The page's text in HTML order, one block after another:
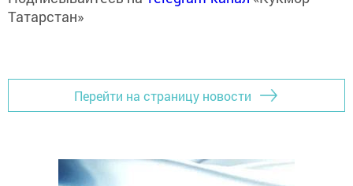
Татарстан»
Перейти на страницу новости